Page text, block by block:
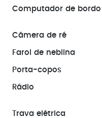
Computador de bordo
Câmera de ré
Farol de neblina
Porta-copos
Rádio
Trava elétrica